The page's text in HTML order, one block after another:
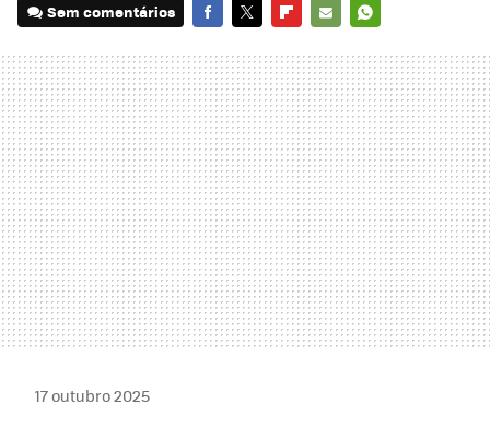
Sem comentários
MAIL
17 outubro 2025